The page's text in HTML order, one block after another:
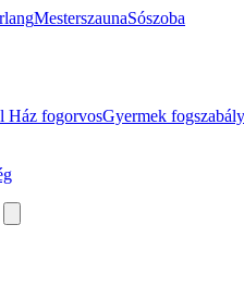
MesterszaunaSószoba
Ház fogorvosGyermek